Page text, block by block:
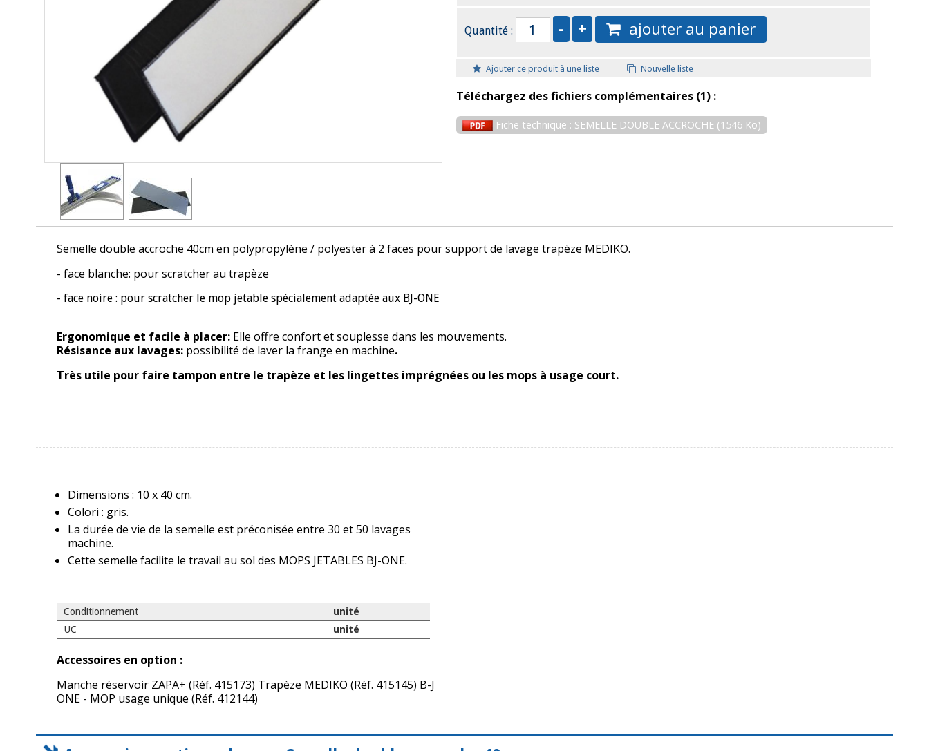
Quantité : ajouter au panier
Ajouter ce produit à une liste Nouvelle liste
Téléchargez des fichiers complémentaires (1) :
Fiche technique : SEMELLE DOUBLE ACCROCHE (1546 Ko)
Semelle double accroche 40cm en polypropylène / polyester à 2 faces pour support de lavage trapèze MEDIKO.
- face blanche: pour scratcher au trapèze
- face noire : pour scratcher le mop jetable spécialement adaptée aux BJ-ONE
Ergonomique et facile à placer: Elle offre confort et souplesse dans les mouvements.
Résisance aux lavages: possibilité de laver la frange en machine.
Très utile pour faire tampon entre le trapèze et les lingettes imprégnées ou les mops à usage court.
Dimensions : 10 x 40 cm.
Colori : gris.
La durée de vie de la semelle est préconisée entre 30 et 50 lavages
machine.
Cette semelle facilite le travail au sol des MOPS JETABLES BJ-ONE.
Conditionnement
unité
UC
unité
Accessoires en option :
Manche réservoir ZAPA+ (Réf. 415173) Trapèze MEDIKO (Réf. 415145) B-J
ONE - MOP usage unique (Réf. 412144)